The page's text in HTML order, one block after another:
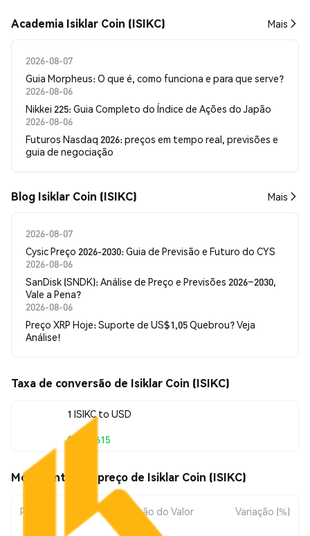
Academia Isiklar Coin (ISIKC) Mais
2026-08-07
Guia Morpheus: O que é, como funciona e para que serve?
2026-08-06
Nikkei 225: Guia Completo do Índice de Ações do Japão
2026-08-06
Futuros Nasdaq 2026: preços em tempo real, previsões e
guia de negociação
Blog Isiklar Coin (ISIKC) Mais
2026-08-07
Cysic Preço 2026-2030: Guia de Previsão e Futuro do CYS
2026-08-06
SanDisk (SNDK): Análise de Preço e Previsões 2026–2030,
Vale a Pena?
2026-08-06
Preço XRP Hoje: Suporte de US$1,05 Quebrou? Veja
Análise!
Taxa de conversão de Isiklar Coin (ISIKC)
1 ISIKC to USD
$0.230615
Movimentos de preço de Isiklar Coin (ISIKC)
Período Variação do Valor Variação (%)